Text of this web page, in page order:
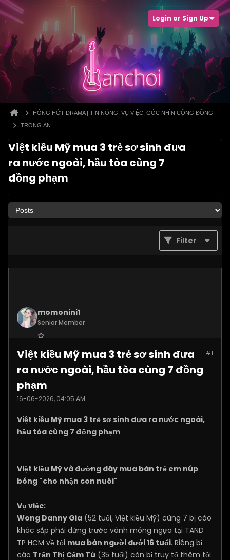
Login or Sign Up
HÓNG HỚT DRAMA | TIN NÓNG, VỤ VIỆC, GÓC NHÌN CỘNG ĐỒNG
TRỌNG ÁN
Việt kiều Mỹ mua 3 trẻ sơ sinh đưa
ra nước ngoài, hầu tòa cùng 7
đồng phạm
Filter
momonini1
Senior Member
Posts:5399 #1
Việt kiều Mỹ mua 3 trẻ sơ sinh đưa
ra nước ngoài, hầu tòa cùng 7 đồng
phạm
16-06-2026, 04:05 AM
Việt kiều Mỹ mua 3 trẻ sơ sinh đưa ra nước ngoài,
hầu tòa cùng 7 đồng phạm
Việt kiều Mỹ và đường dây mua bán trẻ em núp
bóng "cho nhận con nuôi"
Vụ việc:
Wong Danny Gia (52 tuổi, Việt kiều Mỹ) cùng 7 bị cáo
khác sắp phải đứng trước vành móng ngựa tại TAND
TP HCM về tội mua bán người dưới 16 tuổi. Riêng bị
cáo Trần Thị Cẩm Tú (35 tuổi) còn bị truy tố thêm tội